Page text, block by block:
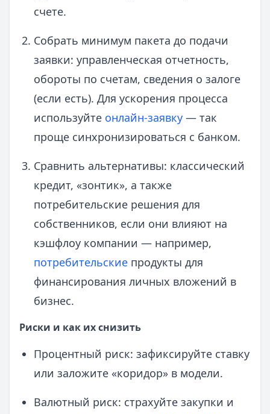
счете.
Собрать минимум пакета до подачи
заявки: управленческая отчетность,
обороты по счетам, сведения о залоге
(если есть). Для ускорения процесса
используйте онлайн-заявку — так
проще синхронизироваться с банком.
Сравнить альтернативы: классический
кредит, «зонтик», а также
потребительские решения для
собственников, если они влияют на
кэшфлоу компании — например,
потребительские продукты для
финансирования личных вложений в
бизнес.
Риски и как их снизить
Процентный риск: зафиксируйте ставку
или заложите «коридор» в модели.
Валютный риск: страхуйте закупки и